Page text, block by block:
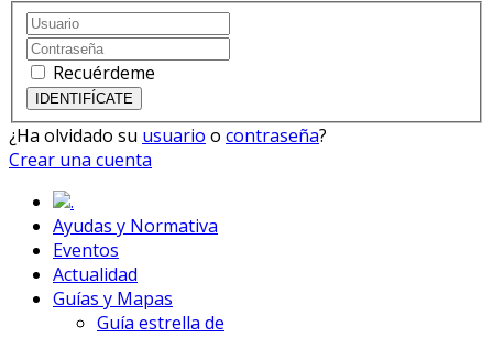
Recuérdeme
¿Ha olvidado su usuario o contraseña?
Crear una cuenta
.
Ayudas y Normativa
Eventos
Actualidad
Guías y Mapas
Guía estrella de